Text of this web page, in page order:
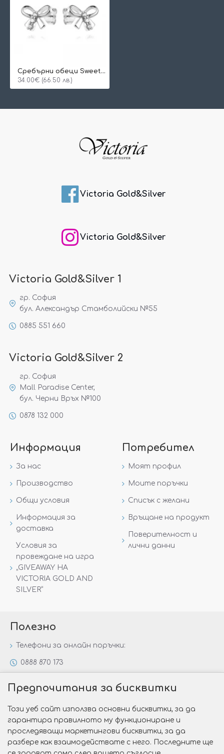
Сребърни обеци Sweet Ribbon
34.00€ (66.50 лв.)
Victoria Gold&Silver
Victoria Gold&Silver
Victoria Gold&Silver 1
гр. София
бул. Александър Стамболийски №55
0885 551 660
Victoria Gold&Silver 2
гр. София
Mall Paradise Center,
бул. Черни Връх №100
0878 132 000
Информация
За нас
Производство
Общи условия
Информация за
доставка
Условия за
провеждане на игра
„GIVEAWAY НА
VICTORIA GOLD AND
SILVER“
Потребител
Моят профил
Моите поръчки
Списък с желани
Връщане на продукт
Поверителност и
лични данни
Полезно
Телефони за онлайн поръчки:
0888 870 173
Специални предложения
Защо да изберете Victoria Gold&Silver?
Как да изберем годежен пръстен?
Предпочитания за бисквитки
Този уеб сайт използва основни бисквитки, за да
гарантира правилното му функциониране и
проследяващи маркетингови бисквитки, за да
разбере как взаимодействате с него. Последните ще